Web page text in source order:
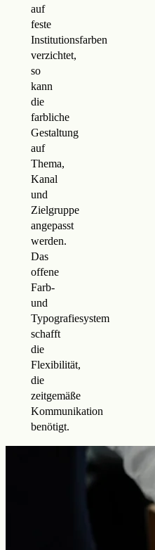
auf
feste
Institutionsfarben
verzichtet,
so
kann
die
farbliche
Gestaltung
auf
Thema,
Kanal
und
Zielgruppe
angepasst
werden.
Das
offene
Farb-
und
Typografiesystem
schafft
die
Flexibilität,
die
zeitgemäße
Kommunikation
benötigt.